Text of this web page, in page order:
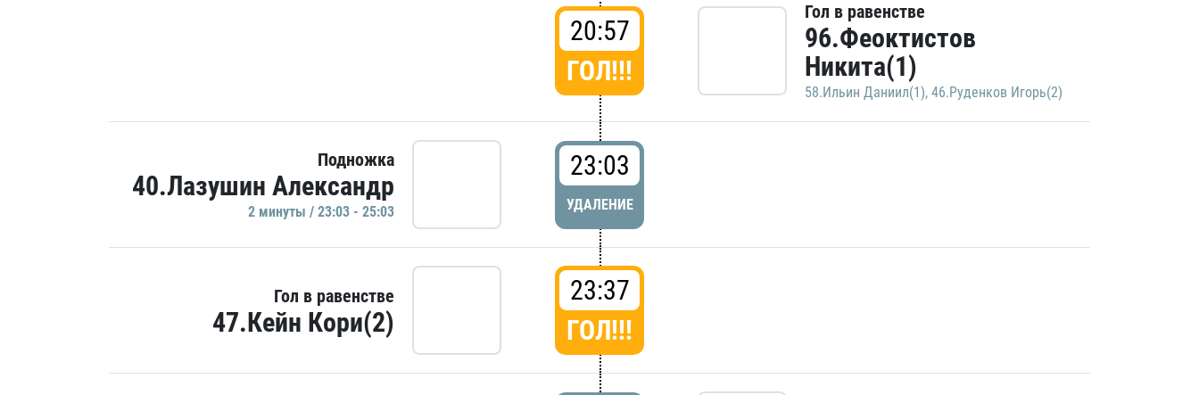
20:57
ГОЛ!!!
Гол в равенстве
96.Феоктистов
Никита(1)
58.Ильин Даниил(1), 46.Руденков Игорь(2)
Подножка
40.Лазушин Александр
2 минуты / 23:03 - 25:03
23:03
УДАЛЕНИЕ
Гол в равенстве
47.Кейн Кори(2)
23:37
ГОЛ!!!